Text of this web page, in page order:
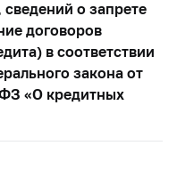
о запрете
договоров
в соответствии
закона от
«О кредитных